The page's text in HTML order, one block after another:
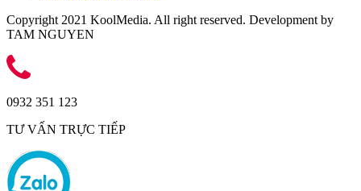
Copyright 2021 KoolMedia. All right reserved. Development by
TAM NGUYEN
0932 351 123
TƯ VẤN TRỰC TIẾP